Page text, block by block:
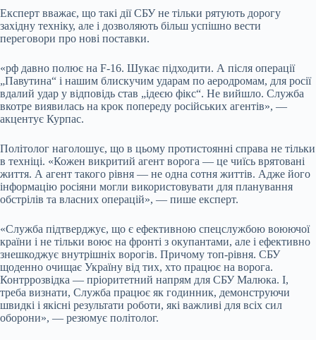
Експерт вважає, що такі дії СБУ не тільки рятують дорогу
західну техніку, але і дозволяють більш успішно вести
переговори про нові поставки.
«рф давно полює на F-16. Шукає підходити. А після операції
„Павутина“ і нашим блискучим ударам по аеродромам, для росії
вдалий удар у відповідь став „ідеєю фікс“. Не вийшло. Служба
вкотре виявилась на крок попереду російських агентів», —
акцентує Курпас.
Політолог наголошує, що в цьому протистоянні справа не тільки
в техніці. «Кожен викритий агент ворога — це чиїсь врятовані
життя. А агент такого рівня — не одна сотня життів. Адже його
інформацію росіяни могли використовувати для планування
обстрілів та власних операцій», — пише експерт.
«Служба підтверджує, що є ефективною спецслужбою воюючої
країни і не тільки воює на фронті з окупантами, але і ефективно
знешкоджує внутрішніх ворогів. Причому топ-рівня. СБУ
щоденно очищає Україну від тих, хто працює на ворога.
Контррозвідка — пріоритетний напрям для СБУ Малюка. І,
треба визнати, Служба працює як годинник, демонструючи
швидкі і якісні результати роботи, які важливі для всіх сил
оборони», — резюмує політолог.